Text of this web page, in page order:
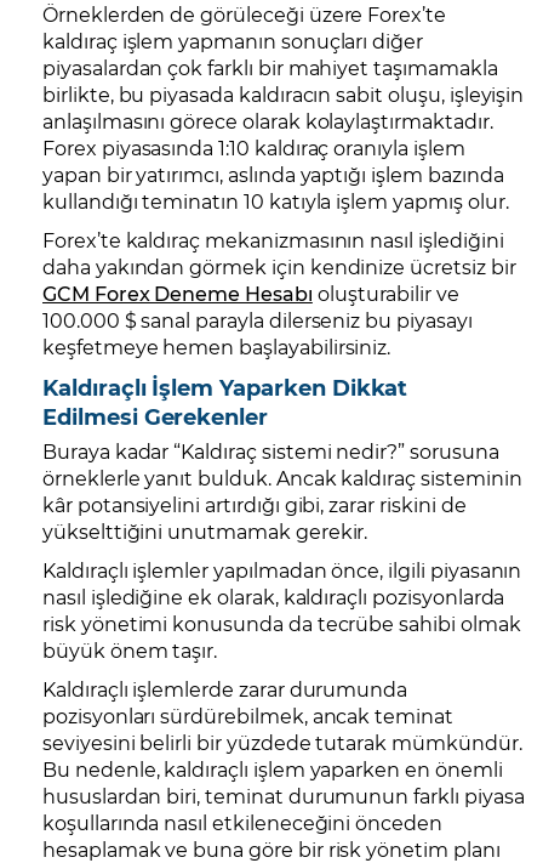
Örneklerden de görüleceği üzere Forex’te
kaldıraç işlem yapmanın sonuçları diğer
piyasalardan çok farklı bir mahiyet taşımamakla
birlikte, bu piyasada kaldıracın sabit oluşu, işleyişin
anlaşılmasını görece olarak kolaylaştırmaktadır.
Forex piyasasında 1:10 kaldıraç oranıyla işlem
yapan bir yatırımcı, aslında yaptığı işlem bazında
kullandığı teminatın 10 katıyla işlem yapmış olur.
Forex’te kaldıraç mekanizmasının nasıl işlediğini
daha yakından görmek için kendinize ücretsiz bir
GCM Forex Deneme Hesabı oluşturabilir ve
100.000 $ sanal parayla dilerseniz bu piyasayı
keşfetmeye hemen başlayabilirsiniz.
Kaldıraçlı İşlem Yaparken Dikkat
Edilmesi Gerekenler
Buraya kadar “Kaldıraç sistemi nedir?” sorusuna
örneklerle yanıt bulduk. Ancak kaldıraç sisteminin
kâr potansiyelini artırdığı gibi, zarar riskini de
yükselttiğini unutmamak gerekir.
Kaldıraçlı işlemler yapılmadan önce, ilgili piyasanın
nasıl işlediğine ek olarak, kaldıraçlı pozisyonlarda
risk yönetimi konusunda da tecrübe sahibi olmak
büyük önem taşır.
Kaldıraçlı işlemlerde zarar durumunda
pozisyonları sürdürebilmek, ancak teminat
seviyesini belirli bir yüzdede tutarak mümkündür.
Bu nedenle, kaldıraçlı işlem yaparken en önemli
hususlardan biri, teminat durumunun farklı piyasa
koşullarında nasıl etkileneceğini önceden
hesaplamak ve buna göre bir risk yönetim planı